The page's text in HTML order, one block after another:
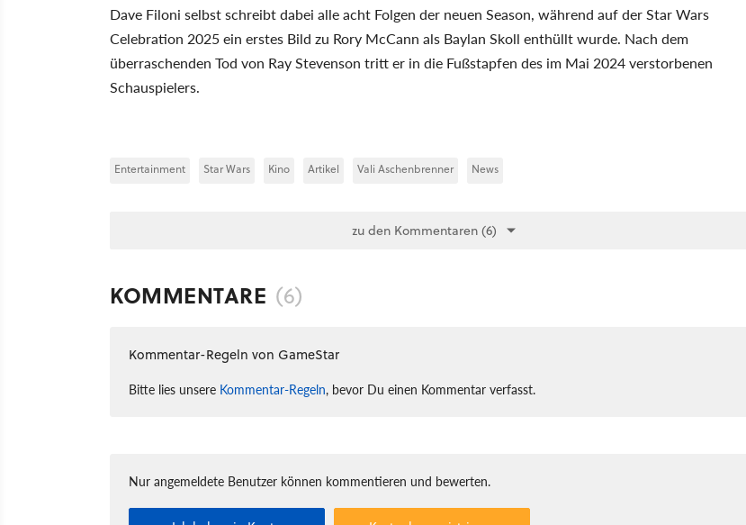
Dave Filoni selbst schreibt dabei alle acht Folgen der neuen Season, während auf der Star Wars
Celebration 2025 ein erstes Bild zu Rory McCann als Baylan Skoll enthüllt wurde. Nach dem
überraschenden Tod von Ray Stevenson tritt er in die Fußstapfen des im Mai 2024 verstorbenen
Schauspielers.
Entertainment Star Wars Kino Artikel Vali Aschenbrenner News
zu den Kommentaren (6)
KOMMENTARE (6)
Kommentar-Regeln von GameStar
Bitte lies unsere Kommentar-Regeln, bevor Du einen Kommentar verfasst.
Nur angemeldete Benutzer können kommentieren und bewerten.